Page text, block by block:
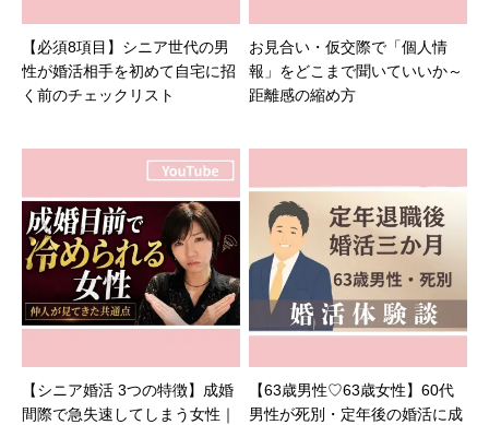
【必須8項目】シニア世代の男
性が婚活相手を初めて自宅に招
く前のチェックリスト
お見合い・仮交際で「個人情
報」をどこまで聞いていいか～
距離感の縮め方
【シニア婚活 3つの特徴】成婚
間際で急失速してしまう女性｜
【63歳男性♡63歳女性】60代
男性が死別・定年後の婚活に成